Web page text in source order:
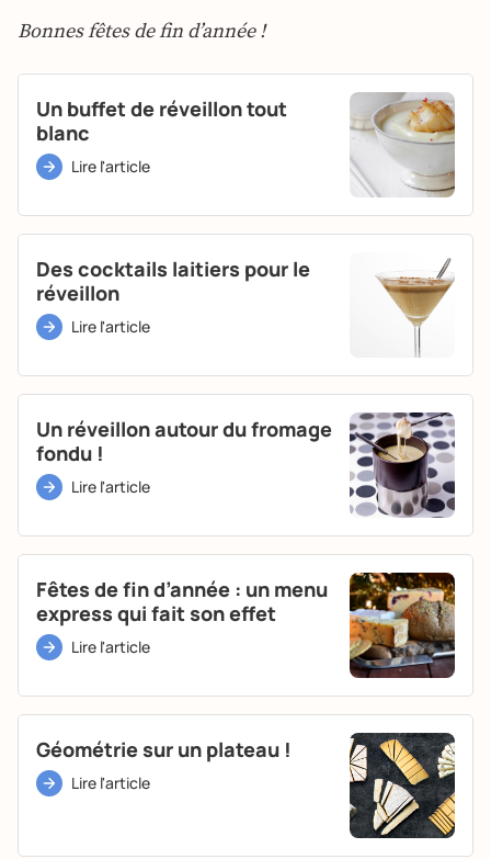
Bonnes fêtes de fin d’année !
Un buffet de réveillon tout
blanc
Lire l'article
Des cocktails laitiers pour le
réveillon
Lire l'article
Un réveillon autour du fromage
fondu !
Lire l'article
Fêtes de fin d’année : un menu
express qui fait son effet
Lire l'article
Géométrie sur un plateau !
Lire l'article